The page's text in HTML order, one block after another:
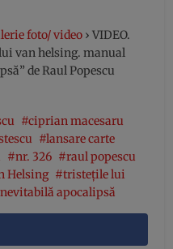
foto/ video › VIDEO.
van helsing. manual
de Raul Popescu
ciprian macesaru
lansare carte
nr. 326
raul popescu
Helsing
tristețile lui
apocalipsă